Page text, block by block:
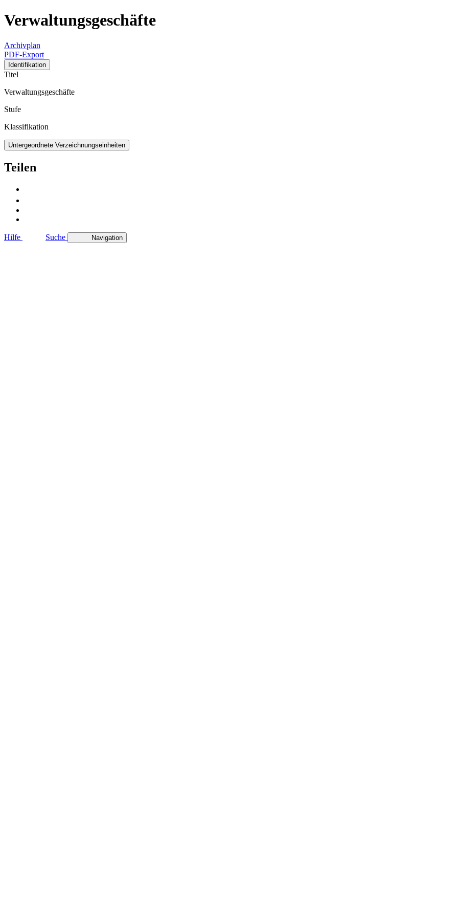
Verwaltungsgeschäfte
Archivplan
PDF-Export
Identifikation
Titel
Verwaltungsgeschäfte
Stufe
Klassifikation
Untergeordnete Verzeichnungseinheiten
Teilen
Hilfe Suche Navigation